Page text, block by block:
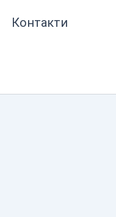
Контакти